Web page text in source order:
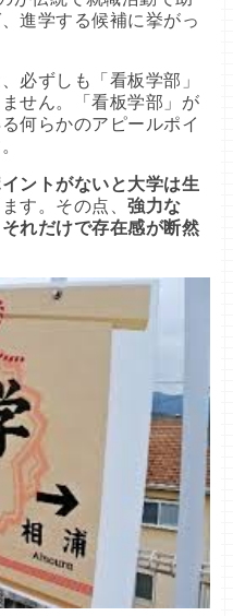
進学する候補に挙がっ
必ずしも「看板学部」
せん。「看板学部」が
何らかのアピールポイ
ントがないと大学は生
す。その点、強力な
れだけで存在感が断然